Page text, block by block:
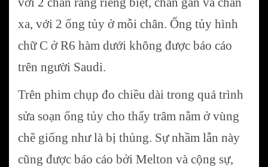
xa, với 2 ống tủy ở mỗi chân. Ống tủy hình
chữ C ở R6 hàm dưới không được báo cáo
trên người Saudi.
Trên phim chụp đo chiều dài trong quá trình
sửa soạn ống tủy cho thấy trâm nằm ở vùng
chẽ giống như là bị thủng. Sự nhầm lẫn này
cũng được báo cáo bởi Melton và cộng sự,